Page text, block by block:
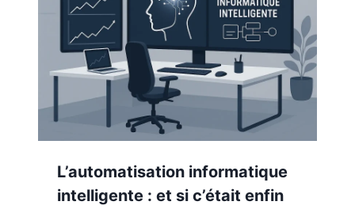
L’automatisation informatique
intelligente : et si c’était enfin